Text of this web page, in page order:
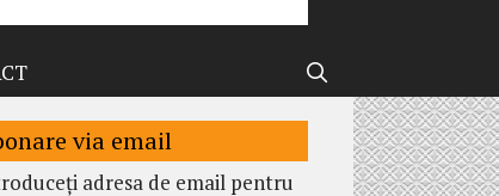
via email
adresa de email pentru